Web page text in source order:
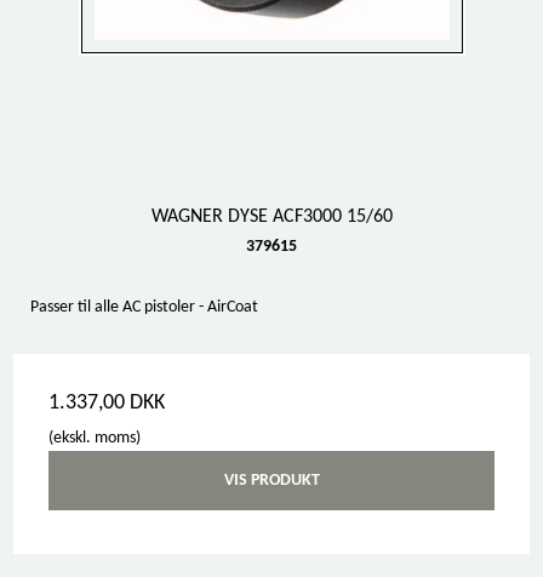
WAGNER DYSE ACF3000 15/60
379615
Passer til alle AC pistoler - AirCoat
1.337,00 DKK
(ekskl. moms)
VIS PRODUKT